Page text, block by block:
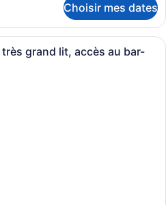
Choisir mes dates
Une chambre d’hôtel dotée d’un
grand lit, accès au bar-